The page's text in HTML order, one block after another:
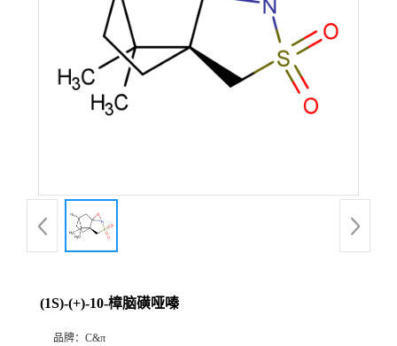
(1S)-(+)-10-樟脑磺哑嗪
品牌： C&π